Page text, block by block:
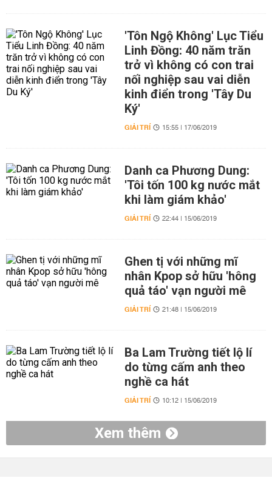
'Tôn Ngộ Không' Lục Tiểu
Linh Đồng: 40 năm trăn
trở vì không có con trai
nối nghiệp sau vai diễn
kinh điển trong 'Tây Du
Ký'
GIẢI TRÍ 15:55 | 17/06/2019
Danh ca Phương Dung:
'Tôi tốn 100 kg nước mắt
khi làm giám khảo'
GIẢI TRÍ 22:44 | 15/06/2019
Ghen tị với những mĩ
nhân Kpop sở hữu 'hông
quả táo' vạn người mê
GIẢI TRÍ 21:48 | 15/06/2019
Ba Lam Trường tiết lộ lí
do từng cấm anh theo
nghề ca hát
GIẢI TRÍ 10:12 | 15/06/2019
Xem thêm